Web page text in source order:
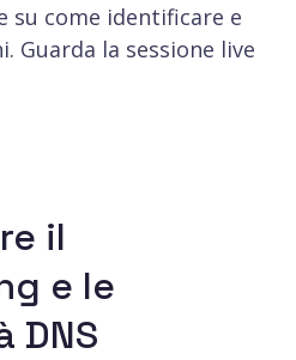
su come identificare e
Guarda la sessione live
il
e le
DNS